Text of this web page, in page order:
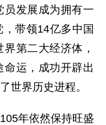
员发展成为拥有一
带领14亿多中国
第二大经济体，
命运，成功开辟出
世界历史进程。
年依然保持旺盛